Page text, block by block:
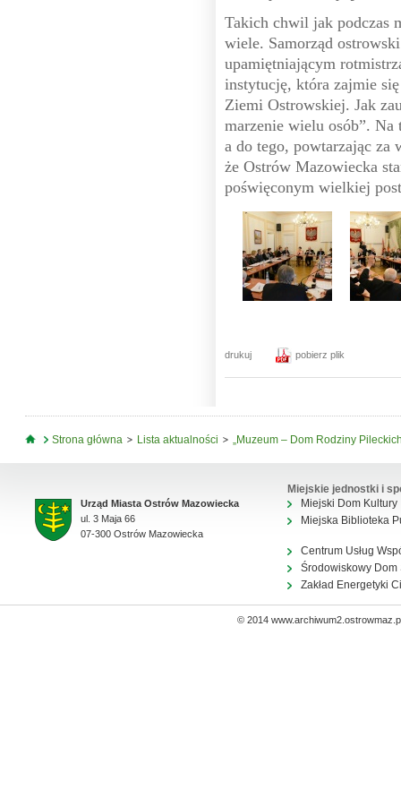
Takich chwil jak podczas
wiele. Samorząd
upamiętniającym
instytucję, która zajmie
Ziemi Ostrowskiej. Jak
marzenie wielu osób”.
a do tego, powtarzając
że Ostrów Mazowiecka
poświęconym wielkiej
drukuj pobierz plik
Jesteś tutaj
Strona główna Lista aktualności „Muzeum – Dom Rodziny
Urząd Miasta Ostrów Mazowiecka
ul. 3 Maja 66
07-300 Ostrów Mazowiecka
Miejskie jednostki i
Miejski Dom Kultury
Miejska Biblioteka
Centrum Usług
Środowiskowy Dom
Zakład Energetyki
© 2014